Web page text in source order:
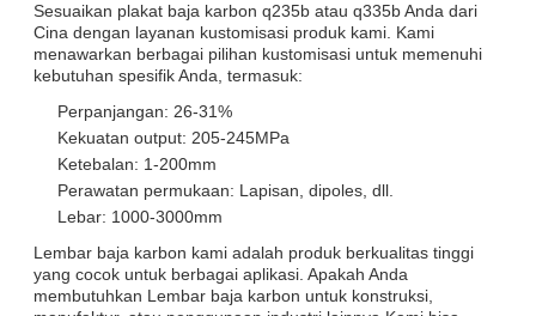
Sesuaikan plakat baja karbon q235b atau q335b Anda dari
Cina dengan layanan kustomisasi produk kami. Kami
menawarkan berbagai pilihan kustomisasi untuk memenuhi
kebutuhan spesifik Anda, termasuk:
Perpanjangan: 26-31%
Kekuatan output: 205-245MPa
Ketebalan: 1-200mm
Perawatan permukaan: Lapisan, dipoles, dll.
Lebar: 1000-3000mm
Lembar baja karbon kami adalah produk berkualitas tinggi
yang cocok untuk berbagai aplikasi. Apakah Anda
membutuhkan Lembar baja karbon untuk konstruksi,